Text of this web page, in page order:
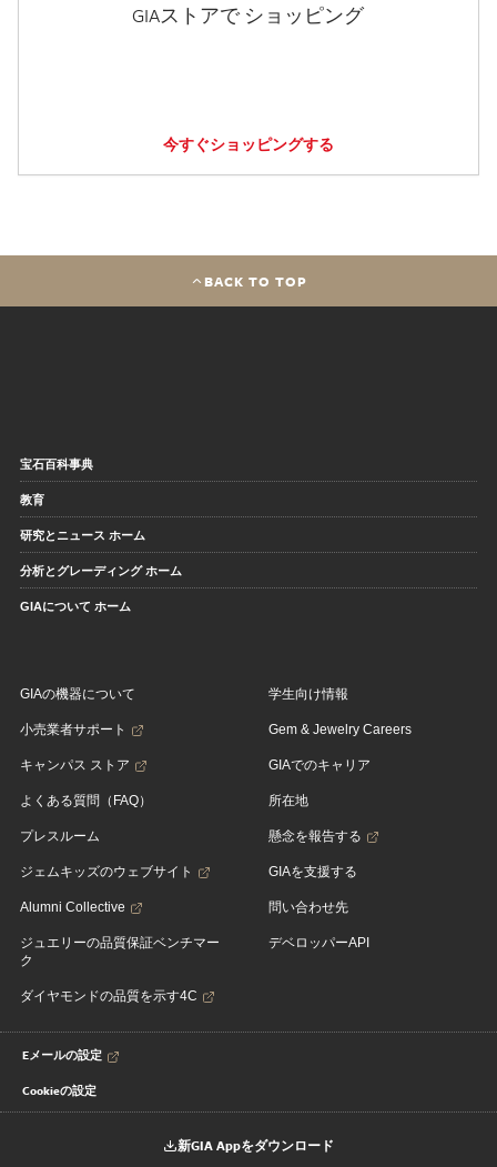
GIAストアで ショッピング
今すぐショッピングする
BACK TO TOP
宝石百科事典
教育
研究とニュース ホーム
分析とグレーディング ホーム
GIAについて ホーム
GIAの機器について
小売業者サポート
キャンパス ストア
よくある質問（FAQ）
プレスルーム
ジェムキッズのウェブサイト
Alumni Collective
ジュエリーの品質保証ベンチマー
ク
ダイヤモンドの品質を示す4C
学生向け情報
Gem & Jewelry Careers
GIAでのキャリア
所在地
懸念を報告する
GIAを支援する
問い合わせ先
デベロッパーAPI
Eメールの設定
Cookieの設定
新GIA Appをダウンロード